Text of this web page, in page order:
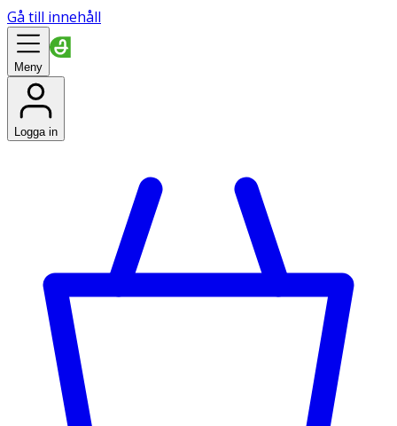
Gå till innehåll
Meny
Logga in